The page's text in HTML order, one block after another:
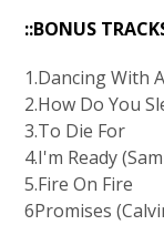
::BONUS
1.Dancing With
2.How Do You
3.To Die For
4.I'm Ready
5.Fire On Fire
6Promises